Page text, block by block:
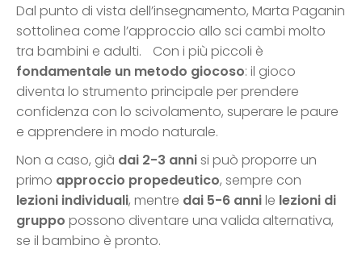
Dal punto di vista dell’insegnamento, Marta Paganin
sottolinea come l’approccio allo sci cambi molto
tra bambini e adulti. Con i più piccoli è
fondamentale un metodo giocoso: il gioco
diventa lo strumento principale per prendere
confidenza con lo scivolamento, superare le paure
e apprendere in modo naturale.
Non a caso, già dai 2-3 annisi può proporre un
primo approccio propedeutico, sempre con
lezioni individuali, mentre dai 5-6 annile lezioni di
gruppo possono diventare una valida alternativa,
se il bambino è pronto.